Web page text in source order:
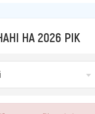
НА 2026 РІК